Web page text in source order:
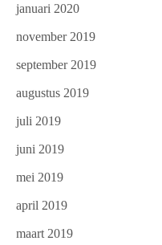
januari 2020
november 2019
september 2019
augustus 2019
juli 2019
juni 2019
mei 2019
april 2019
maart 2019